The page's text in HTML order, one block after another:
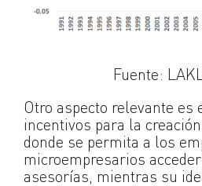
Fuente:
Otro aspecto relevante es
incentivos para la
donde se permita a los
microempresarios
asesorías, mientras su